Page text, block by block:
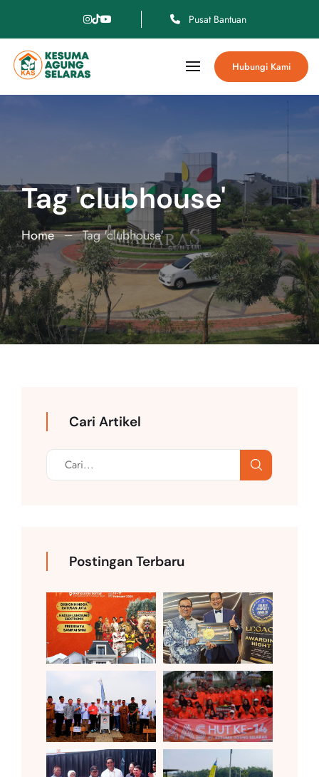
Pusat Bantuan
Hubungi Kami
Tag 'clubhouse'
Home Tag 'clubhouse'
Cari Artikel
Postingan Terbaru